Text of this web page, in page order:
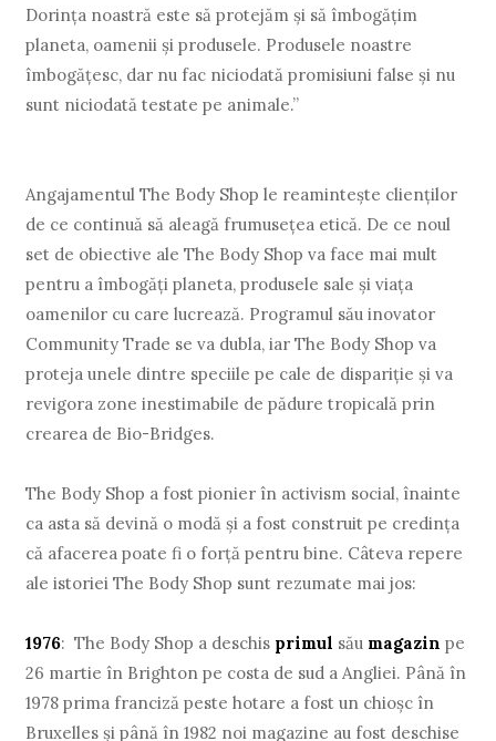
Dorinţa noastră este să protejăm şi să îmbogăţim
planeta, oamenii şi produsele. Produsele noastre
îmbogăţesc, dar nu fac niciodată promisiuni false şi nu
sunt niciodată testate pe animale.”
Angajamentul The Body Shop le reaminteşte clienţilor
de ce continuă să aleagă frumuseţea etică. De ce noul
set de obiective ale The Body Shop va face mai mult
pentru a îmbogăţi planeta, produsele sale şi viaţa
oamenilor cu care lucrează. Programul său inovator
Community Trade se va dubla, iar The Body Shop va
proteja unele dintre speciile pe cale de dispariţie şi va
revigora zone inestimabile de pădure tropicală prin
crearea de Bio-Bridges.
The Body Shop a fost pionier în activism social, înainte
ca asta să devină o modă şi a fost construit pe credinţa
că afacerea poate fi o forţă pentru bine. Câteva repere
ale istoriei The Body Shop sunt rezumate mai jos:
1976: The Body Shop a deschis primul său magazin pe
26 martie în Brighton pe costa de sud a Angliei. Până în
1978 prima franciză peste hotare a fost un chioşc în
Bruxelles şi până în 1982 noi magazine au fost deschise